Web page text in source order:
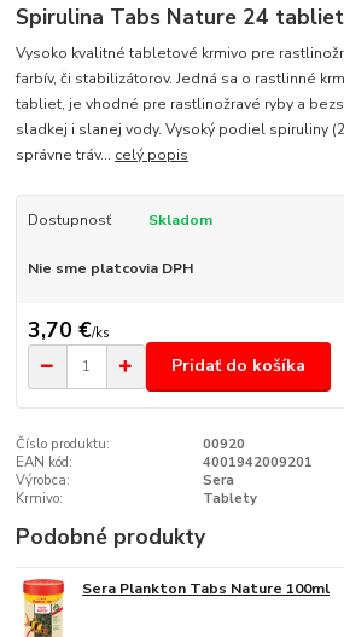
Spirulina Tabs Nature 24 tabliet
Vysoko kvalitné tabletové krmivo pre
farbív, či stabilizátorov. Jedná sa o rastlinné
tabliet, je vhodné pre rastlinožravé ryby a
sladkej i slanej vody. Vysoký podiel spiruliny
správne tráv... celý popis
Dostupnosť Skladom
Nie sme platcovia DPH
3,70 €/ks
Pridať do košíka
Číslo produktu:
00920
EAN kód:
4001942009201
Výrobca:
Sera
Krmivo:
Tablety
Podobné produkty
Sera Plankton Tabs Nature 100ml